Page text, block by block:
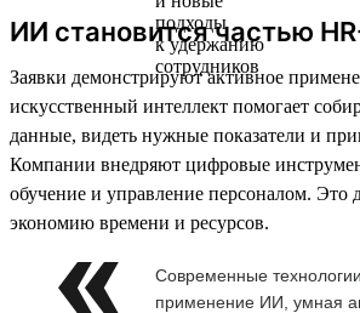
ИИ становится частью
Заявки демонстрируют активное
искусственный интеллект помогает
данные, видеть нужные показатели и
Компании внедряют цифровые
обучение и управление персоналом. Это
экономию времени и ресурсов.
Современные технологии,
применение ИИ, умная